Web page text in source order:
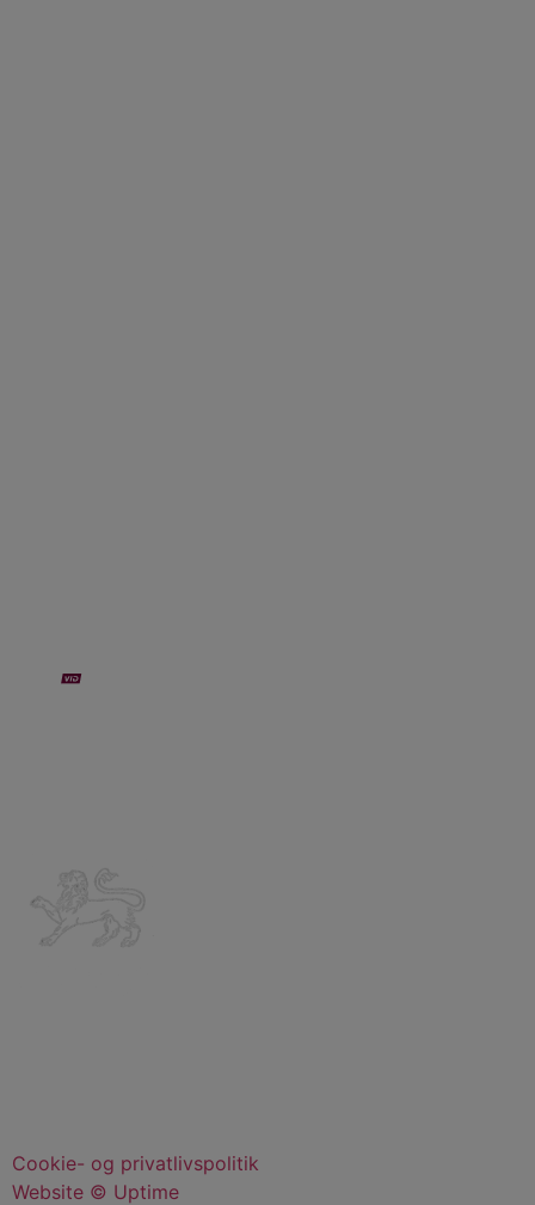
Cookie- og privatlivspolitik
Website © Uptime